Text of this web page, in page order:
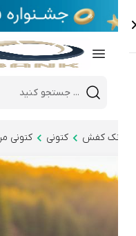
Mobile header search
کفش کتونی کتونی مردانه